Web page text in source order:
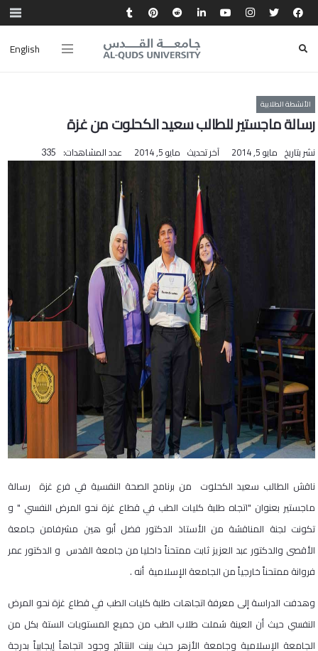
English
الأنشطة الطلابية
رسالة ماجستير للطالب سعيد الكحلوت من غزة
نشر بتاريخ مايو 5, 2014 آخر تحديث مايو 5, 2014 عدد المشاهدات: 335
ناقش الطالب سعيد الكحلوت من برنامج الصحة النفسية في فرع غزة رسالة
ماجستير بعنوان "اتجاه طلبة كليات الطب في قطاع غزة نحو المرض النفسي " و
تكونت لجنة المناقشة من الأستاذ الدكتور فضل أبو هين مشرفامن جامعة
الأقصى والدكتور عبد العزيز ثابت ممتحناً داخليا من جامعة القدس و الدكتور عمر
فروانة ممتحناً خارجياً من الجامعة الإسلامية أنه .
وهدفت الدراسة إلى معرفة اتجاهات طلبة كليات الطب في قطاع غزة نحو المرض
النفسي حيث أن العينة شملت طلاب الطب من جميع المستويات الستة بكل من
الجامعة الإسلامية وجامعة الأزهر حيث بينت النتائج وجود اتجاهاً إيجابياً بدرجة